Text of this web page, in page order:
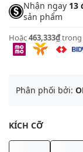
Nhận ngay 13
sản phẩm
Hoặc463,333₫trong
Phân phối bởi:
KÍCH CỠ